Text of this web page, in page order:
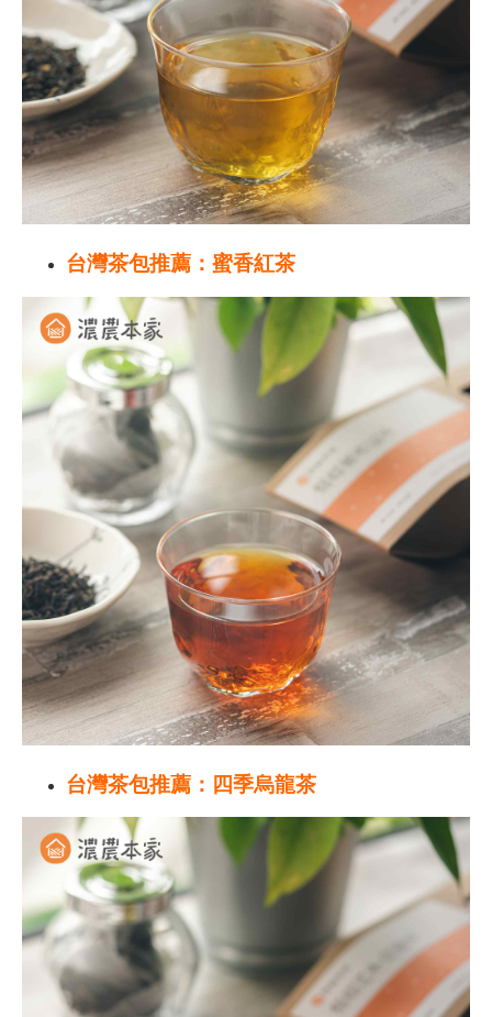
台灣茶包推薦：蜜香紅茶
台灣茶包推薦：四季烏龍茶